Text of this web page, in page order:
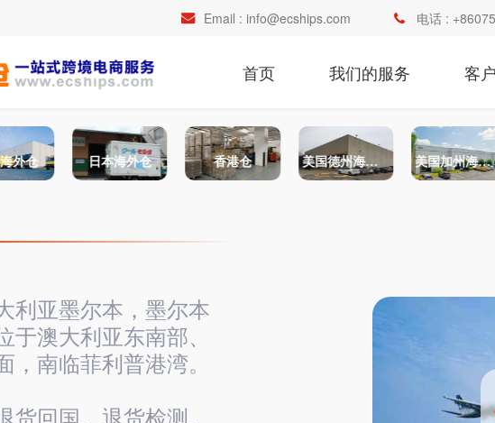
Email : info@ecships.com 电话 :
首页 我们的服务 客
外仓 日本海外仓 香港仓 美国德州海外仓 美国加州海外仓
利亚墨尔本，墨尔本
于澳大利亚东南部、
，南临菲利普港湾。